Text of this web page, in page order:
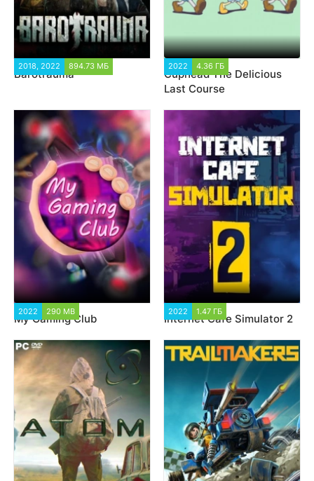
2018, 2022 894.73 МБ
Barotrauma
2022 4.36 ГБ
Cuphead The Delicious
Last Course
2022 290 MB
My Gaming Club
2022 1.47 ГБ
Internet Cafe Simulator 2